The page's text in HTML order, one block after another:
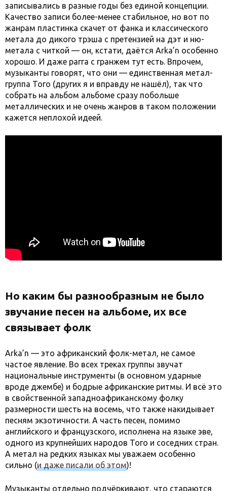
записывались в разные годы без единой концепции.
Качество записи более-менее стабильное, но вот по
жанрам пластинка скачет от фанка и классического
метала до дикого трэша с претензией на дэт и ню-
метала с читкой — он, кстати, даётся Arka’n особенно
хорошо. И даже рагга с гранжем тут есть. Впрочем,
музыканты говорят, что они — единственная метал-
группа Того (других я и вправду не нашёл), так что
собрать на альбом альбоме сразу побольше
металлических и не очень жанров в таком положении
кажется неплохой идеей.
Но каким бы разнообразным не было
звучание песен на альбоме, их все
связывает фолк
Arka’n — это африканский фолк-метал, не самое
частое явление. Во всех треках группы звучат
национальные инструменты (в основном ударные
вроде джембе) и бодрые африканские ритмы. И всё это
в свойственной западноафриканскому фолку
размерности шесть на восемь, что также накидывает
песням экзотичности. А часть песен, помимо
английского и французского, исполнена на языке эве,
одного из крупнейших народов Того и соседних стран.
А метал на редких языках мы уважаем особенно
сильно (и даже писали об этом)!
Музыканты отдельно подчёркивают, что стараются